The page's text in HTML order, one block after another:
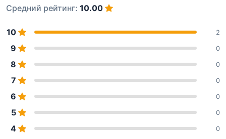
Средний рейтинг: 10.00
10 2
9 0
8 0
7 0
6 0
5 0
4 0